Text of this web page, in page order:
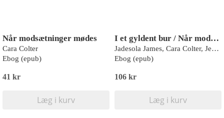
Når modsætninger mødes
Cara Colter
Ebog (epub)
41 kr
Læg i kurv
I et gyldent bur / Når modsætninger mødes / Legens vinder
Jadesola James, Cara Colter, Jennifer Hayward
Ebog (epub)
106 kr
Læg i kurv